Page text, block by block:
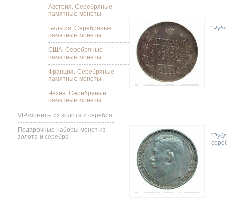
Австрия. Серебряные
памятные монеты
Бельгия. Серебряные
памятные монеты
США. Серебряные
памятные монеты
Франция. Серебряные
памятные монеты
Чехия. Серебряные
памятные монеты
VIP-монеты из золота и серебра
Подарочные наборы монет из
золота и серебра